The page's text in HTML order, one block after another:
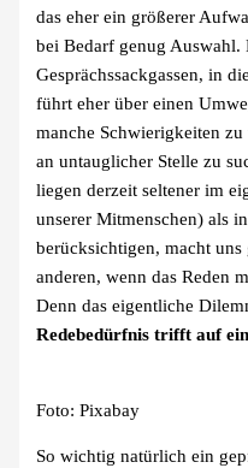
das eher ein größerer
bei Bedarf genug Auswahl.
Gesprächssackgassen, in
führt eher über einen
manche Schwierigkeiten
an untauglicher Stelle zu
liegen derzeit seltener im
unserer Mitmenschen) als
berücksichtigen, macht
anderen, wenn das Reden
Denn das eigentliche
Redebedürfnis trifft auf
Foto: Pixabay
So wichtig natürlich ein